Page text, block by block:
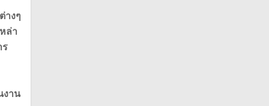
างๆ
ล่า
ร
งาน